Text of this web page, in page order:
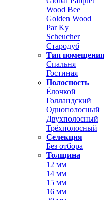
Wood Bee
Golden Wood
Par Ky
Scheucher
Стародуб
Тип
Спальня
Гостиная
Полосность
Ёлочкой
Голландский
Однополосный
Двухполосный
Трёхполосный
Селекция
Без отбора
Толщина
12 мм
14 мм
15 мм
16 мм